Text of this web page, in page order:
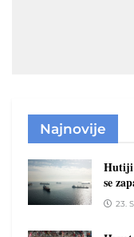
Najnovije
Hutiji
se
23.